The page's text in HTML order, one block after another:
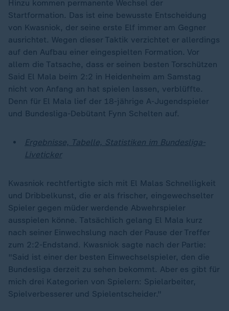
Hinzu kommen permanente Wechsel der
Startformation. Das ist eine bewusste Entscheidung
von Kwasniok, der seine erste Elf immer am Gegner
ausrichtet. Wegen dieser Taktik verzichtet er allerdings
auf den Aufbau einer eingespielten Formation. Vor
allem die Tatsache, dass er seinen besten Torschützen
Said El Mala beim 2:2 in Heidenheim am Samstag
nicht von Anfang an hat spielen lassen, verblüffte.
Denn für El Mala lief der 18-jährige A-Jugendspieler
und Bundesliga-Debütant Fynn Schelten auf.
Ergebnisse, Tabelle, Statistiken im Bundesliga-
Liveticker
Kwasniok rechtfertigte sich mit El Malas Schnelligkeit
und Dribbelkunst, die er als frischer, eingewechselter
Spieler gegen müder werdende Abwehrspieler
ausspielen könne. Tatsächlich gelang El Mala kurz
nach seiner Einwechslung nach der Pause der Treffer
zum 2:2-Endstand. Kwasniok sagte nach der Partie:
"Said ist einer der besten Einwechselspieler, den die
Bundesliga derzeit zu sehen bekommt. Aber es gibt für
mich drei Kategorien von Spielern: Spielarbeiter,
Spielverbesserer und Spielentscheider."